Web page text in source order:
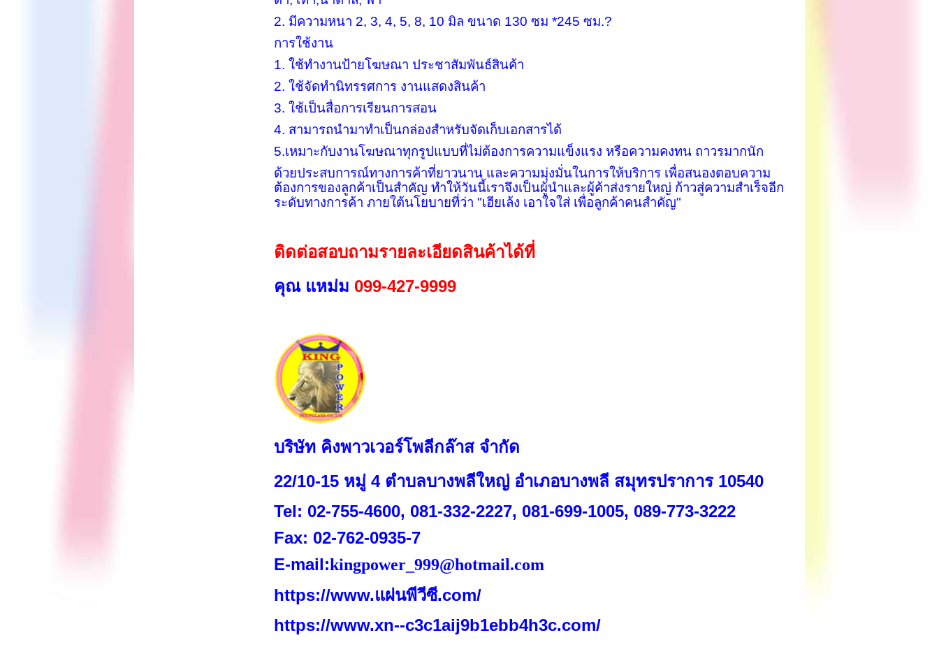
2. มีความหนา 2,3,4, 5,8, 10 มิล ขนาด 130 ซม *245 ซม.?
การใช้งาน
1. ใช้ทำงานป้ายโฆษณา ประชาสัมพันธ์สินค้า
2. ใช้จัดทำนิทรรศการ งานแสดงสินค้า
3. ใช้เป็นสื่อการเรียนการสอน
4. สามารถนำมาทำเป็นกล่องสำหรับจัดเก็บเอกสารได้
5.เหมาะกับงานโฆษณาทุกรูปแบบที่ไม่ต้องการความแข็งแรง หรือความคงทน ถาวรมากนัก
ด้วยประสบการณ์ทางการค้าที่ยาวนาน และความมุ่งมั่นในการให้บริการ เพื่อสนองตอบความ
ต้องการของลูกค้าเป็นสำคัญ ทำให้วันนี้เราจึงเป็นผู้นำและผู้ค้าส่งรายใหญ่ ก้าวสู่ความสำเร็จอีก
ระดับทางการค้า ภายใต้นโยบายที่ว่า "เฮียเล้ง เอาใจใส่ เพื่อลูกค้าคนสำคัญ"
ติดต่อสอบถามรายละเอียดสินค้าได้ที่
คุณ แหม่ม 099-427-9999
บริษัท คิงพาวเวอร์โพลีกล๊าส จำกัด
22/10-15 หมู่ 4 ตำบลบางพลีใหญ่ อำเภอบางพลี สมุทรปราการ 10540
Tel: 02-755-4600, 081-332-2227, 081-699-1005, 089-773-3222
Fax: 02-762-0935-7
E-mail:kingpower_999@hotmail.com
https://www.แผ่นพีวีซี.com/
https://www.xn--c3c1aij9b1ebb4h3c.com/